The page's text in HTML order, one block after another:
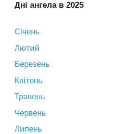
Дні ангела в 2025
Січень
Лютий
Березень
Квітень
Травень
Червень
Липень